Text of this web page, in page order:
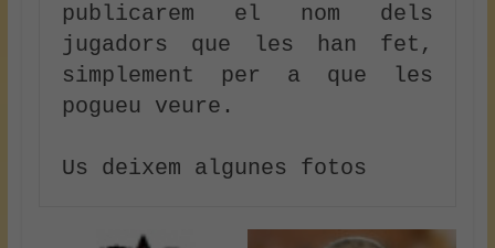
publicarem el nom dels
jugadors que les han fet,
simplement per a que les
pogueu veure.
Us deixem algunes fotos